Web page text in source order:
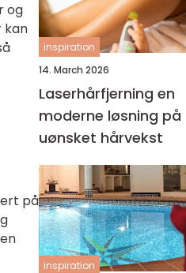
og
kan
på
inspiration
14. March 2026
Laserhårfjerning en
moderne løsning på
uønsket hårvekst
inspiration